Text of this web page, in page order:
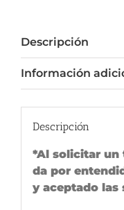
Descripción
Información
Descripción
*Al solicitar un
da por
y aceptado las